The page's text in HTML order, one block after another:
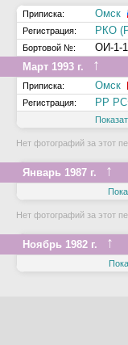
Приписка: Омск
Регистрация: РКО
Бортовой №:
ОИ-1-
Март 1993 г.
↑
Приписка: Омск
Регистрация: РР
Нет фотографий за этот
Январь 1987 г. ↑
Нет фотографий за этот
Ноябрь 1982 г. ↑